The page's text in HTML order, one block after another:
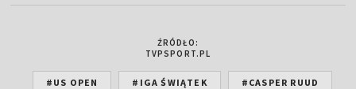
ŹRÓDŁO:
TVPSPORT.PL
#US OPEN #IGA ŚWIĄTEK #CASPER RUUD